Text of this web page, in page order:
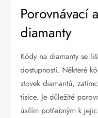
Porovnávací
diamanty
Kódy na diamanty se
dostupnosti. Některé
stovek diamantů,
tisíce. Je důležité
úsilím potřebným k